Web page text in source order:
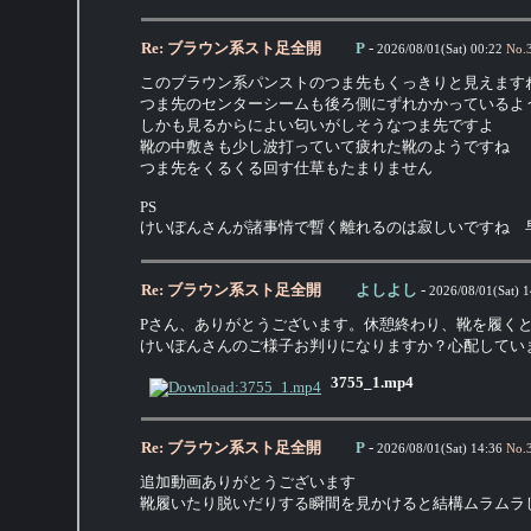
Re: ブラウン系スト足全開 P - 2026/08/01(Sat) 00:22 No.
このブラウン系パンストのつま先もくっきりと見えます
つま先のセンターシームも後ろ側にずれかかっているよ
しかも見るからによい匂いがしそうなつま先ですよ
靴の中敷きも少し波打っていて疲れた靴のようですね
つま先をくるくる回す仕草もたまりません
PS
けいぽんさんが諸事情で暫く離れるのは寂しいですね
Re: ブラウン系スト足全開 よしよし - 2026/08/01(Sat)
Pさん、ありがとうございます。休憩終わり、靴を履く
けいぽんさんのご様子お判りになりますか？心配してい
3755_1.mp4
Re: ブラウン系スト足全開 P - 2026/08/01(Sat) 14:36 No.
追加動画ありがとうございます
靴履いたり脱いだりする瞬間を見かけると結構ムラムラ